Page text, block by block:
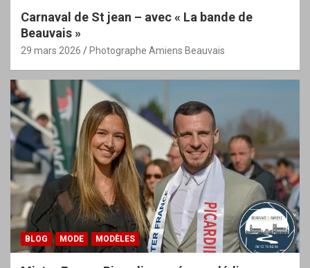
Carnaval de St jean – avec « La bande de
Beauvais »
29 mars 2026 Photographe Amiens Beauvais
BLOG MODE MODÈLES